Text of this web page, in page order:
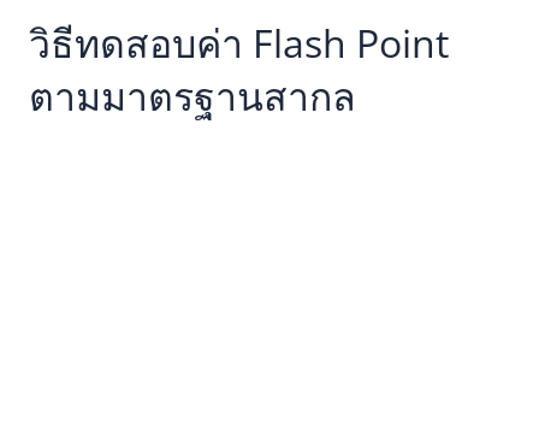
วิธีทดสอบค่า Flash Point
ตามมาตรฐานสากล